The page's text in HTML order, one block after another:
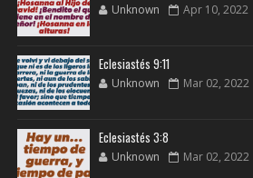
Unknown Apr 10, 2022
Eclesiastés 9:11
Unknown Mar 02, 2022
Eclesiastés 3:8
Unknown Mar 02, 2022